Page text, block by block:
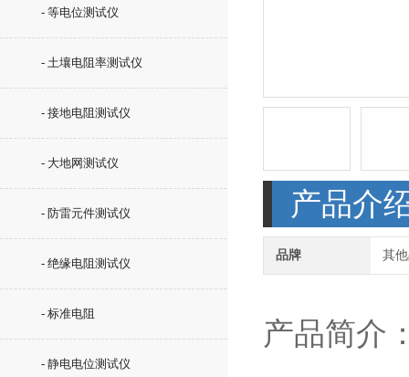
- 等电位测试仪
- 土壤电阻率测试仪
- 接地电阻测试仪
- 大地网测试仪
- 防雷元件测试仪
- 绝缘电阻测试仪
- 标准电阻
- 静电电位测试仪
产品介
品牌 其
产品简介